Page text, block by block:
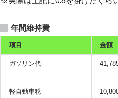
年間維持費
項目 金額
ガソリン代
軽自動車税